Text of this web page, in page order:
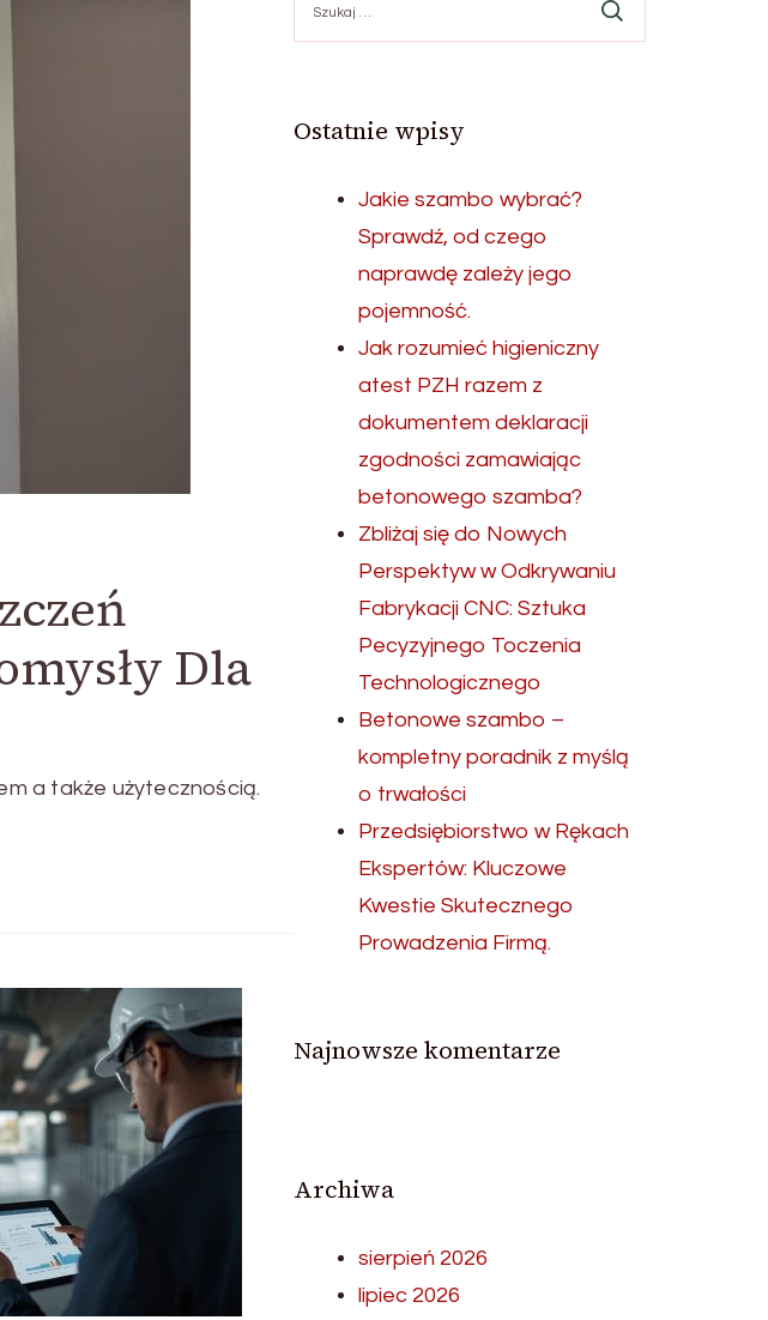
Dla
a także użytecznością.
Ostatnie wpisy
Jakie szambo wybrać?
Sprawdź, od czego
naprawdę zależy jego
pojemność.
Jak rozumieć higieniczny
atest PZH razem z
dokumentem deklaracji
zgodności zamawiając
betonowego szamba?
Zbliżaj się do Nowych
Perspektyw w Odkrywaniu
Fabrykacji CNC: Sztuka
Pecyzyjnego Toczenia
Technologicznego
Betonowe szambo –
kompletny poradnik z myślą
o trwałości
Przedsiębiorstwo w Rękach
Ekspertów: Kluczowe
Kwestie Skutecznego
Prowadzenia Firmą.
Najnowsze komentarze
Archiwa
sierpień 2026
lipiec 2026